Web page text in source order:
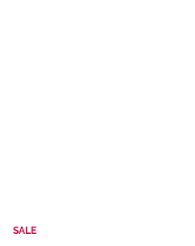
SALE